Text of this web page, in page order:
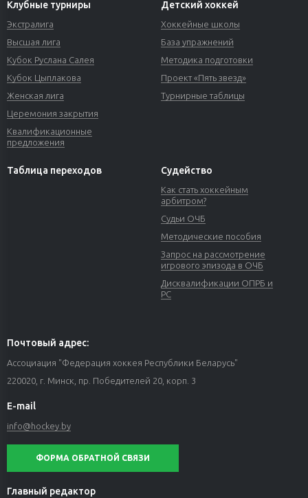
Клубные турниры
Экстралига
Высшая лига
Кубок Руслана Салея
Кубок Цыплакова
Женская лига
Церемония закрытия
Квалификационные
предложения
Детский хоккей
Хоккейные школы
База упражнений
Методика подготовки
Проект «Пять звезд»
Турнирные таблицы
Таблица переходов Судейство
Как стать хоккейным
арбитром?
Судьи ОЧБ
Методические пособия
Запрос на рассмотрение
игрового эпизода в ОЧБ
Дисквалификации ОПРБ и
РС
Почтовый адрес:
Ассоциация "Федерация хоккея Республики Беларусь"
220020, г. Минск, пр. Победителей 20, корп. 3
E-mail
info@hockey.by
ФОРМА ОБРАТНОЙ СВЯЗИ
Главный редактор